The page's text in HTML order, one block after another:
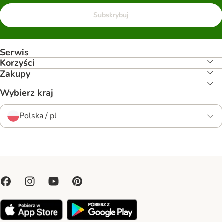
Subskrybuj
Serwis
Korzyści
Zakupy
Wybierz kraj
Polska / pl